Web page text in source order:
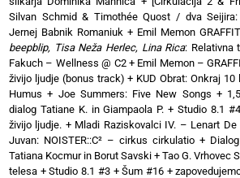
Silvan Schmid & Timothée Quost / dva
Jernej Babnik Romaniuk + Emil Memon
beepblip, Tisa Neža Herlec, Lina Rica: Relativna
Fakuch – Wellness @ C2+ Emil Memon –
živijo ljudje (bonus track) + KUD Obrat: Onkraj
Humus + Joe Summers: Five New Songs +
dialog Tatiane K. in Giampaola P. + Studio 8.1
živijo ljudje. + Mladi Raziskovalci IV. – Lenart
Juvan: NOISTER::C² – cirkus cirkulatio +
Tatiana Kocmur in Borut Savski + Tao G. Vrhovec
telesa +Studio 8.1 #3 + Šum #16 +